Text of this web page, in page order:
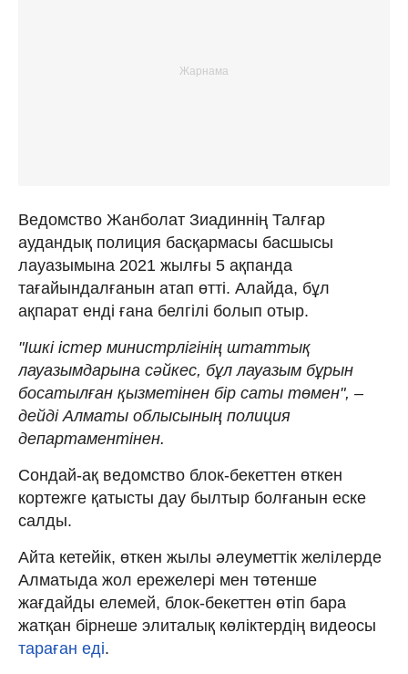
Ведомство Жанболат Зиадиннің Талғар
аудандық полиция басқармасы басшысы
лауазымына 2021 жылғы 5 ақпанда
тағайындалғанын атап өтті. Алайда, бұл
ақпарат енді ғана белгілі болып отыр.
"Ішкі істер министрлігінің штаттық
лауазымдарына сәйкес, бұл лауазым бұрын
босатылған қызметінен бір саты төмен", –
дейді Алматы облысының полиция
департаментінен.
Сондай-ақ ведомство блок-бекеттен өткен
кортежге қатысты дау былтыр болғанын еске
салды.
Айта кетейік, өткен жылы әлеуметтік желілерде
Алматыда жол ережелері мен төтенше
жағдайды елемей, блок-бекеттен өтіп бара
жатқан бірнеше элиталық көліктердің видеосы
тараған еді.